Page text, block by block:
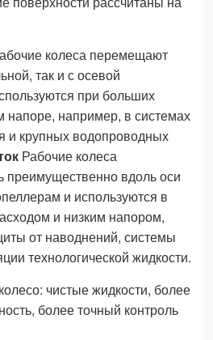
колеса перемещают
так и с осевой
при больших
напоре, например, в системах
и крупных водопроводных
Рабочие колеса
вдоль оси
и используются в
и низким напором,
от наводнений, системы
технологической жидкости.
чистые жидкости, более
более точный контроль